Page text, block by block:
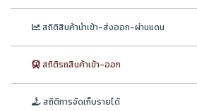
สถิติสินค้านำเข้า-ส่งออก-ผ่านแดน
สถิติรถสินค้าเข้า-ออก
สถิติการจัดเก็บรายได้